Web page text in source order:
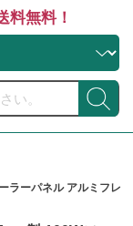
料無料！
ラーパネル アルミフレ